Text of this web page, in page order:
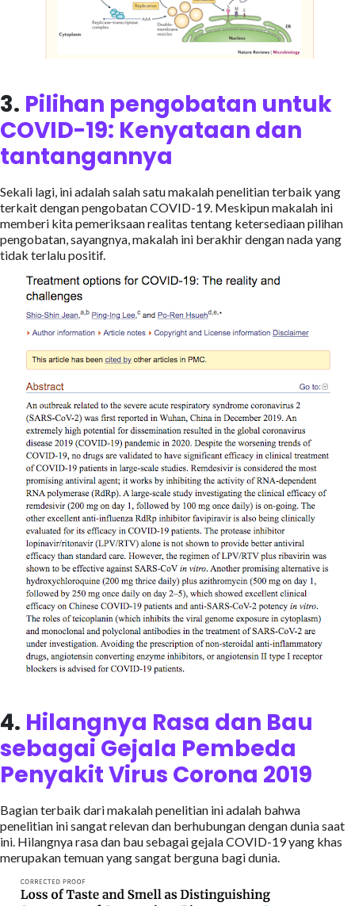
3. Pilihan pengobatan untuk
COVID-19: Kenyataan dan
tantangannya
Sekali lagi, ini adalah salah satu makalah penelitian terbaik yang
terkait dengan pengobatan COVID-19. Meskipun makalah ini
memberi kita pemeriksaan realitas tentang ketersediaan pilihan
pengobatan, sayangnya, makalah ini berakhir dengan nada yang
tidak terlalu positif.
4. Hilangnya Rasa dan Bau
sebagai Gejala Pembeda
Penyakit Virus Corona 2019
Bagian terbaik dari makalah penelitian ini adalah bahwa
penelitian ini sangat relevan dan berhubungan dengan dunia saat
ini. Hilangnya rasa dan bau sebagai gejala COVID-19 yang khas
merupakan temuan yang sangat berguna bagi dunia.